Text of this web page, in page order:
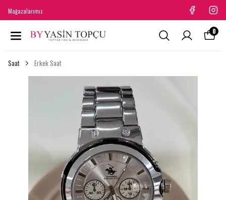
Mağazalarımız
0
Saat Erkek Saat